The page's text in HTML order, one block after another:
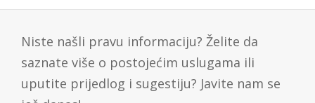
Niste našli pravu informaciju? Želite da
saznate više o postojećim uslugama ili
uputite prijedlog i sugestiju? Javite nam se